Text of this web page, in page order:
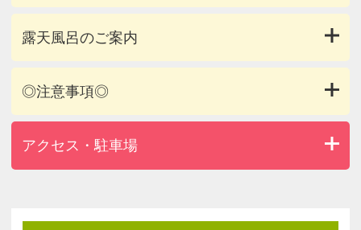
露天風呂のご案内
◎注意事項◎
アクセス・駐車場